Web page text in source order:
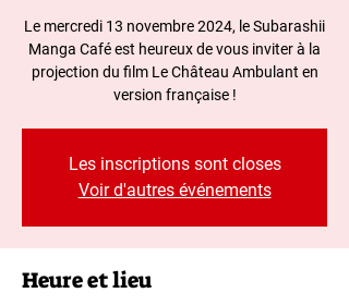
Le mercredi 13 novembre 2024, le Subarashii
Manga Café est heureux de vous inviter à la
projection du film Le Château Ambulant en
version française !
Les inscriptions sont closes
Voir d'autres événements
Heure et lieu